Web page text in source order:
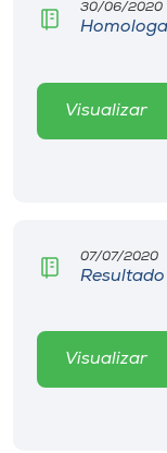
30/06/2020
Visualizar
07/07/2020
Visualizar